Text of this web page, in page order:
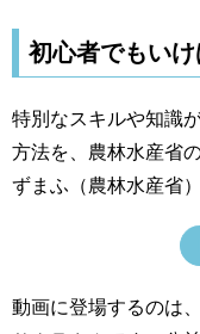
初心者でもい
特別なスキルや知識
方法を、農林水産省
ずまふ（農林水産省
動画に登場するのは